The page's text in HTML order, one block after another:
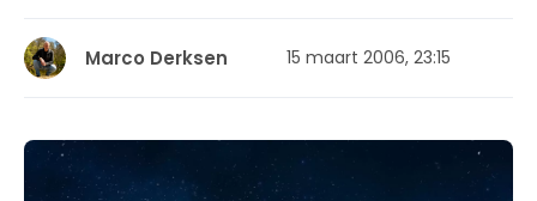
Marco Derksen 15 maart 2006, 23:15